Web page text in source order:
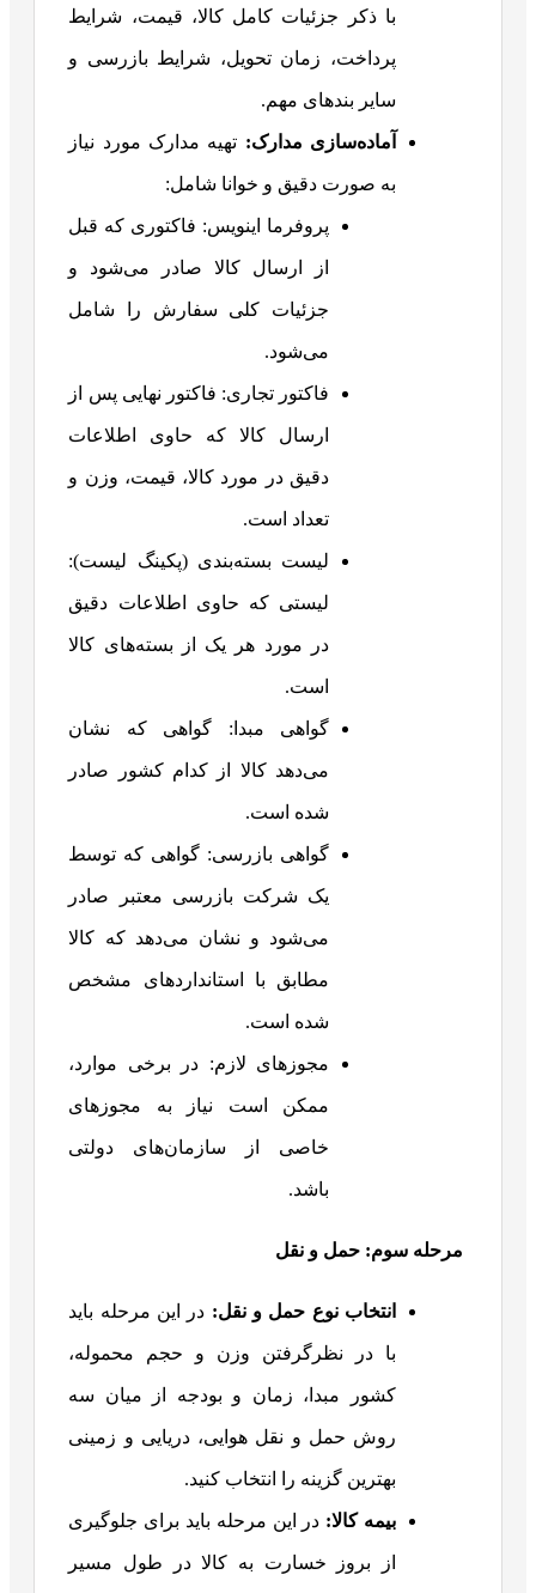
با ذکر جزئیات کامل کالا، قیمت، شرایط
پرداخت، زمان تحویل، شرایط بازرسی و
سایر بندهای مهم.
آماده‌سازی مدارک: تهیه مدارک مورد نیاز
به صورت دقیق و خوانا شامل:
پروفرما اینویس: فاکتوری که قبل
از ارسال کالا صادر می‌شود و
جزئیات کلی سفارش را شامل
می‌شود.
فاکتور تجاری: فاکتور نهایی پس از
ارسال کالا که حاوی اطلاعات
دقیق در مورد کالا، قیمت، وزن و
تعداد است.
لیست بسته‌بندی (پکینگ لیست):
لیستی که حاوی اطلاعات دقیق
در مورد هر یک از بسته‌های کالا
است.
گواهی مبدا: گواهی که نشان
می‌دهد کالا از کدام کشور صادر
شده است.
گواهی بازرسی: گواهی که توسط
یک شرکت بازرسی معتبر صادر
می‌شود و نشان می‌دهد که کالا
مطابق با استانداردهای مشخص
شده است.
مجوزهای لازم: در برخی موارد،
ممکن است نیاز به مجوزهای
خاصی از سازمان‌های دولتی
باشد.
مرحله سوم: حمل و نقل
انتخاب نوع حمل و نقل: در این مرحله باید
با در نظرگرفتن وزن و حجم محموله،
کشور مبدا، زمان و بودجه از میان سه
روش حمل و نقل هوایی، دریایی و زمینی
بهترین گزینه را انتخاب کنید.
بیمه کالا: در این مرحله باید برای جلوگیری
از بروز خسارت به کالا در طول مسیر